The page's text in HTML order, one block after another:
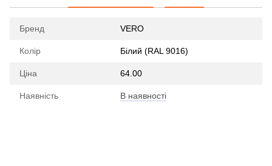
Бренд VERO
Колір Білий (RAL 9016)
Ціна 64.00
Наявність В наявності